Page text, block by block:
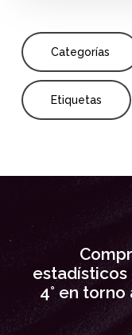
Categorías
Etiquetas
estadísticos
4° en